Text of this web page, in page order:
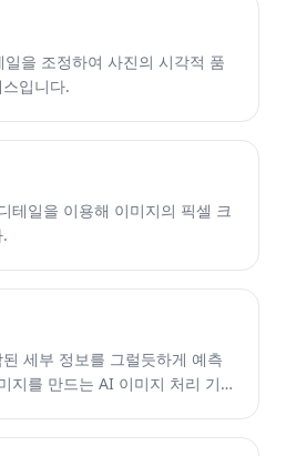
을 조정하여 사진의 시각적 품
입니다.
테일을 이용해 이미지의 픽셀 크
세부 정보를 그럴듯하게 예측
지를 만드는 AI 이미지 처리 기술